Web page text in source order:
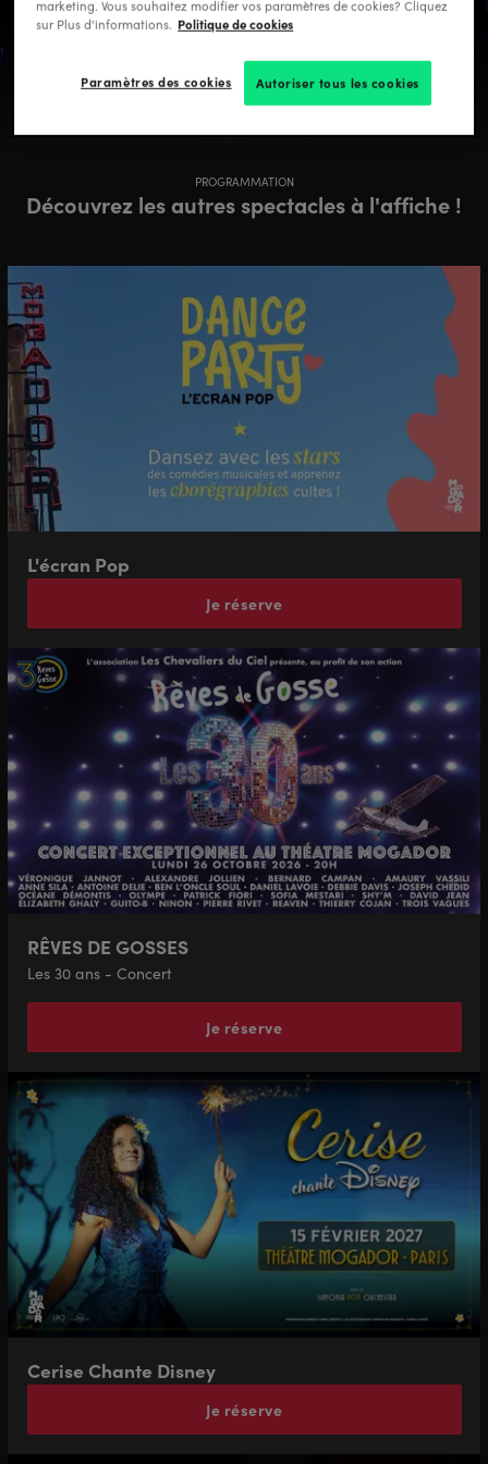
En savoir plus
PROGRAMMATION
Découvrez les autres spectacles à l'affiche !
L'écran Pop
Je réserve
RÊVES DE GOSSES
Les 30 ans - Concert
Je réserve
Cerise Chante Disney
Je réserve
marketing. Vous souhaitez modifier vos paramètres de cookies? Cliquez
sur Plus d'informations. Politique de cookies
Paramètres des cookies Autoriser tous les cookies